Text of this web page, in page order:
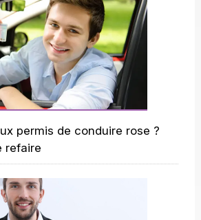
permis de conduire rose ?
refaire